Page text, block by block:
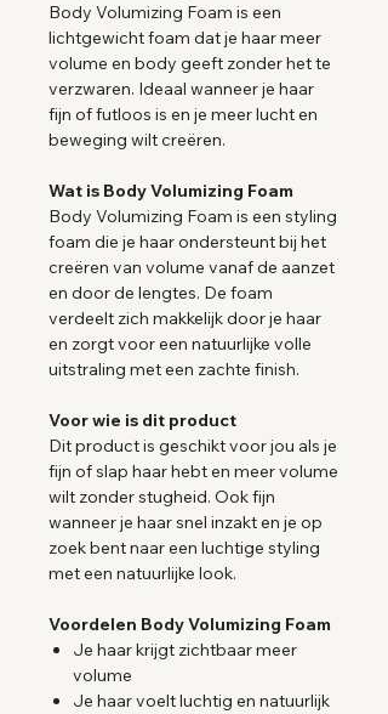
Body Volumizing Foam is een
lichtgewicht foam dat je haar meer
volume en body geeft zonder het te
verzwaren. Ideaal wanneer je haar
fijn of futloos is en je meer lucht en
beweging wilt creëren.
Wat is Body Volumizing Foam
Body Volumizing Foam is een styling
foam die je haar ondersteunt bij het
creëren van volume vanaf de aanzet
en door de lengtes. De foam
verdeelt zich makkelijk door je haar
en zorgt voor een natuurlijke volle
uitstraling met een zachte finish.
Voor wie is dit product
Dit product is geschikt voor jou als je
fijn of slap haar hebt en meer volume
wilt zonder stugheid. Ook fijn
wanneer je haar snel inzakt en je op
zoek bent naar een luchtige styling
met een natuurlijke look.
Voordelen Body Volumizing Foam
Je haar krijgt zichtbaar meer
volume
Je haar voelt luchtig en natuurlijk